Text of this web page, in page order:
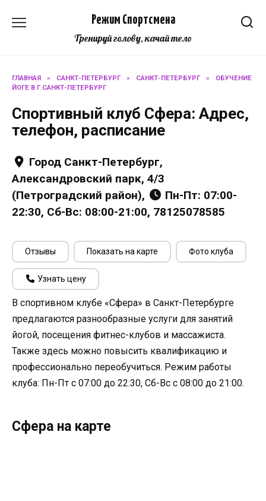
Режим Спортсмена
Тренируй голову, качай тело
ГЛАВНАЯ » САНКТ-ПЕТЕРБУРГ » САНКТ-ПЕТЕРБУРГ »
ОБУЧЕНИЕ
ЙОГЕ В Г.САНКТ-ПЕТЕРБУРГ
Спортивный клуб Сфера: Адрес,
телефон, расписание
Город Санкт-Петербург,
Александровский парк, 4/3
(Петроградский район),
Пн-Пт: 07:00-
22:30, Сб-Вс: 08:00-21:00, 78125078585
Отзывы Показать на карте Фото клуба
Узнать цену
В спортивном клубе «Сфера» в Санкт-Петербурге
предлагаются разнообразные услуги для занятий
йогой, посещения фитнес-клубов и массажиста.
Также здесь можно повысить квалификацию и
профессионально переобучиться. Режим работы
клуба: Пн-Пт с 07:00 до 22:30, Сб-Вс с 08:00 до 21:00.
Сфера на карте